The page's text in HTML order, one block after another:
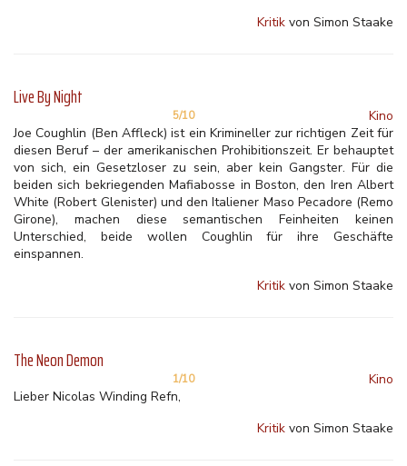
Kritik von Simon Staake
Live By Night
5/10
Kino
Joe Coughlin (Ben Affleck) ist ein Krimineller zur richtigen Zeit für
diesen Beruf – der amerikanischen Prohibitionszeit. Er behauptet
von sich, ein Gesetzloser zu sein, aber kein Gangster. Für die
beiden sich bekriegenden Mafiabosse in Boston, den Iren Albert
White (Robert Glenister) und den Italiener Maso Pecadore (Remo
Girone), machen diese semantischen Feinheiten keinen
Unterschied, beide wollen Coughlin für ihre Geschäfte
einspannen.
Kritik von Simon Staake
The Neon Demon
1/10
Kino
Lieber Nicolas Winding Refn,
Kritik von Simon Staake